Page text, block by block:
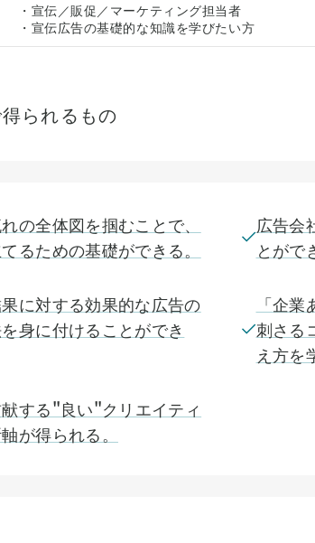
・宣伝／販促／マーケティング担当者
・宣伝広告の基礎的な知識を学びたい方
られるもの
の全体図を掴むことで、
るための基礎ができる。
広告会
とがで
に対する効果的な広告の
身に付けることができ
「企
刺さる
え方を
する"良い"クリエイティ
が得られる。